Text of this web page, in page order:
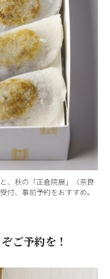
、秋の「正倉院展」（奈良
付、事前予約をおすすめ。
ご予約を！